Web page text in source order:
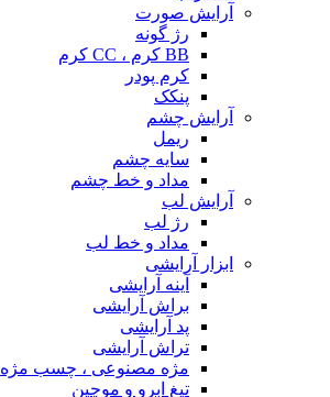
آرایش صورت
رژ گونه
BB کرم ، CC کرم
کرم پودر
پنکک
آرایش چشم
ریمل
سایه چشم
مداد و خط چشم
آرایش لب
رژ لب
مداد و خط لب
ابزار آرایشی
آینه آرایشی
براش آرایشی
پد آرایشی
تراش آرایشی
مژه مصنوعی ، چسب مژه
تیغ ابرو و موچین